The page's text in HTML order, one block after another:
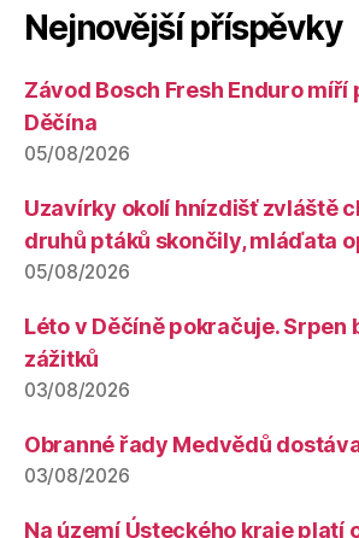
Nejnovější příspěvky
Závod Bosch Fresh Enduro míří
Děčína
05/08/2026
Uzavírky okolí hnízdišť zvláště
druhů ptáků skončily, mláďata
05/08/2026
Léto v Děčíně pokračuje. Srpen
zážitků
03/08/2026
Obranné řady Medvědů
03/08/2026
Na území Ústeckého kraje platí